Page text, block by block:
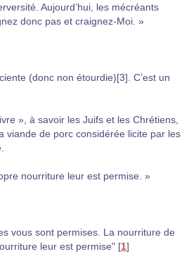
Aujourd’hui, les mécréants
donc pas et craignez-Moi. »
(donc non étourdie)[3]. C’est un
», à savoir les Juifs et les Chrétiens,
viande de porc considérée licite par les
nourriture leur est permise. »
vous sont permises. La nourriture de
leur est permise" [1]